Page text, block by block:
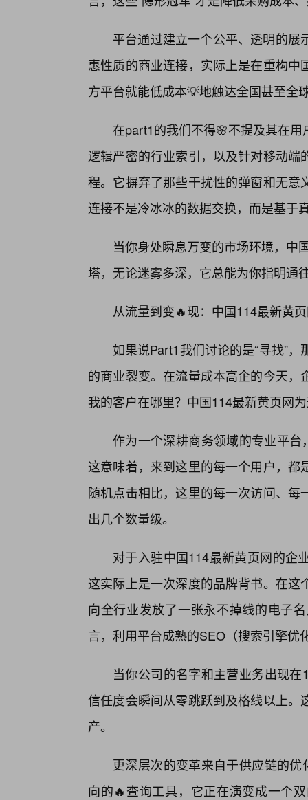
平台通过建立一个公平、透明的
惠性质的商业连接，实际上是在重构
方平台就能低成本💡地触达全国甚至全
在part1的我们不得🌸不提及其在
逻辑严密的行业索引，以及针对移动
程。它摒弃了那些干扰性的弹窗和无
连接不是冷冰冰的数据交换，而是基于
当你身处瞬息万变的市场环境，中
塔，无论迷雾多深，它总能为你指明通
从流量到变🔥现：中国114最新黄
如果说Part1我们讨论的是“寻找”
的商业裂变。在流量成本高企的今天
我的客户在哪里？中国114最新黄页网
作为一个深耕商务领域的专业平台
这意味着，来到这里的每一个用户，
随机点击相比，这里的每一次访问、
出几个数量级。
对于入驻中国114最新黄页网的企
这实际上是一次深度的品牌背书。在
向全行业发放了一张永不掉线的电子
言，利用平台成熟的SEO（搜索引擎
当你公司的名字和主营业务出现
信任度会瞬间从零跳跃到及格线以上
产。
更深层次的变革来自于供应链的
向的🔥查询工具，它正在演变成一个